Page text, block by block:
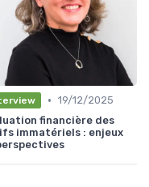
• 19/12/2025
financière des
immatériels : enjeux